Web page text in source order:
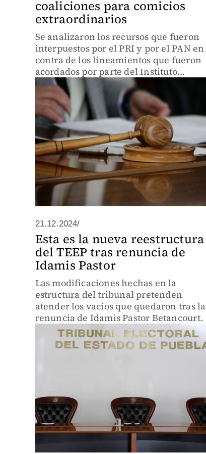
coaliciones para comicios
extraordinarios
Se analizaron los recursos que fueron
interpuestos por el PRI y por el PAN en
contra de los lineamientos que fueron
acordados por parte del Instituto
Electoral del Estado.
21.12.2024/
Esta es la nueva reestructura
del TEEP tras renuncia de
Idamis Pastor
Las modificaciones hechas en la
estructura del tribunal pretenden
atender los vacíos que quedaron tras la
renuncia de Idamis Pastor Betancourt.